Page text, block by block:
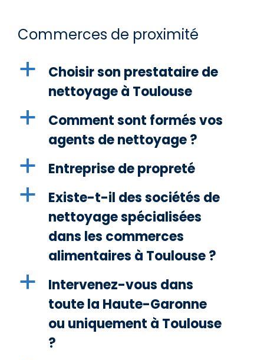
Commerces de proximité
a
Choisir son prestataire de
nettoyage à Toulouse
a
Comment sont formés vos
agents de nettoyage ?
a Entreprise de propreté
a
Existe-t-il des sociétés de
nettoyage spécialisées
dans les commerces
alimentaires à Toulouse ?
a
Intervenez-vous dans
toute la Haute-Garonne
ou uniquement à Toulouse
?